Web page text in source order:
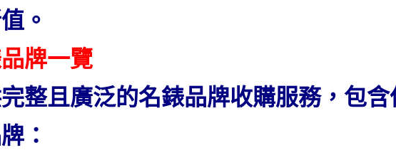
。
牌一覽
整且廣泛的名錶品牌收購服務，包含
：